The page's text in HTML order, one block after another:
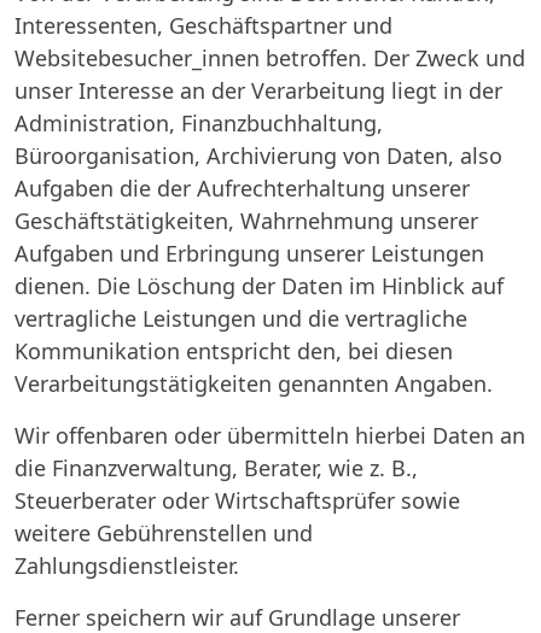
Interessenten, Geschäftspartner und
Websitebesucher_innen betroffen. Der Zweck und
unser Interesse an der Verarbeitung liegt in der
Administration, Finanzbuchhaltung,
Büroorganisation, Archivierung von Daten, also
Aufgaben die der Aufrechterhaltung unserer
Geschäftstätigkeiten, Wahrnehmung unserer
Aufgaben und Erbringung unserer Leistungen
dienen. Die Löschung der Daten im Hinblick auf
vertragliche Leistungen und die vertragliche
Kommunikation entspricht den, bei diesen
Verarbeitungstätigkeiten genannten Angaben.
Wir offenbaren oder übermitteln hierbei Daten an
die Finanzverwaltung, Berater, wie z. B.,
Steuerberater oder Wirtschaftsprüfer sowie
weitere Gebührenstellen und
Zahlungsdienstleister.
Ferner speichern wir auf Grundlage unserer